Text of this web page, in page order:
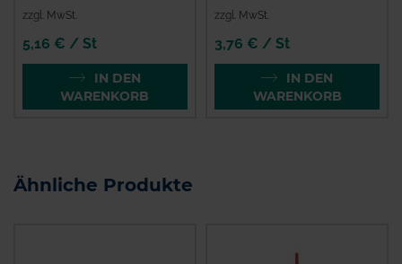
zzgl. MwSt.
5,16 € / St
IN DEN
WARENKORB
zzgl. MwSt.
3,76 € / St
IN DEN
WARENKORB
Ähnliche Produkte